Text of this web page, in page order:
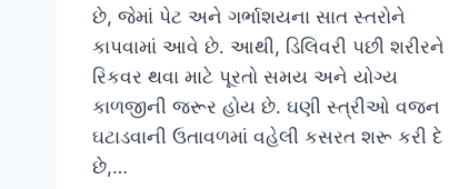
છે, જેમાં પેટ અને ગર્ભાશયના સાત સ્તરોને
કાપવામાં આવે છે. આથી, ડિલિવરી પછી શરીરને
રિકવર થવા માટે પૂરતો સમય અને યોગ્ય
કાળજીની જરૂર હોય છે. ઘણી સ્ત્રીઓ વજન
ઘટાડવાની ઉતાવળમાં વહેલી કસરત શરૂ કરી દે
છે,…